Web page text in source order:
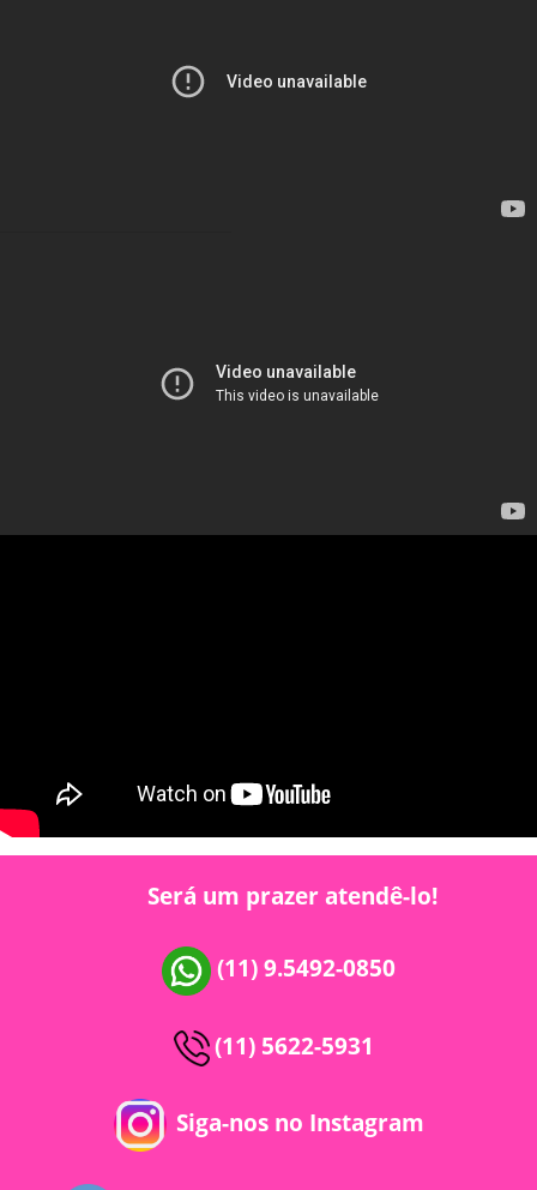
Será um prazer atendê-lo!
(11) 9.5492-0850
(11) 5622-5931
Siga-nos no Instagram